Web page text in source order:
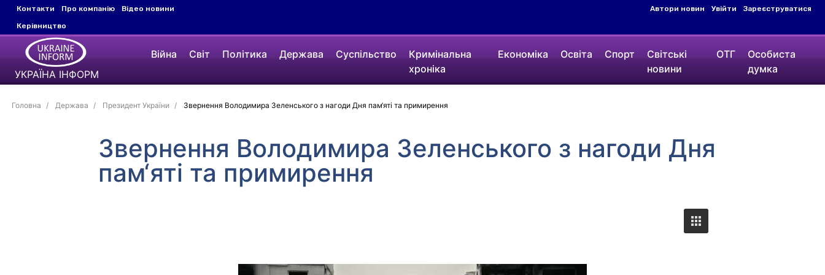
Контакти Про компанію
Відео новини
Керівництво
Автори новин Увійти Зареєструватися
УКРАЇНА ІНФОРМ
Війна Світ Політика Держава Суспільство
Кримінальна
хроніка
Економіка Освіта Спорт
Світські
новини
ОТГ
Особиста
думка
Головна Держава Президент України Звернення Володимира Зеленського з нагоди Дня пам‘яті та примирення
Звернення Володимира Зеленського з нагоди Дня
пам‘яті та примирення